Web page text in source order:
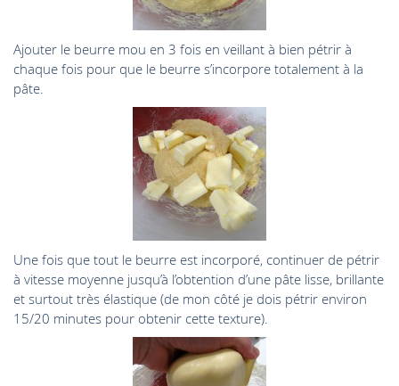
Ajouter le beurre mou en 3 fois en veillant à bien pétrir à
chaque fois pour que le beurre s’incorpore totalement à la
pâte.
Une fois que tout le beurre est incorporé, continuer de pétrir
à vitesse moyenne jusqu’à l’obtention d’une pâte lisse, brillante
et surtout très élastique (de mon côté je dois pétrir environ
15/20 minutes pour obtenir cette texture).